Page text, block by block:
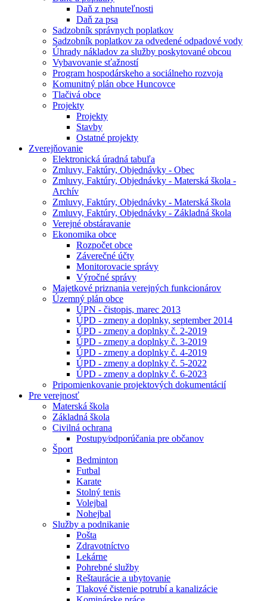
Daň z nehnuteľnosti
Daň za psa
Sadzobník správnych poplatkov
Sadzobník poplatkov za odvedené odpadové vody
Úhrady nákladov za služby poskytované obcou
Vybavovanie sťažností
Program hospodárskeho a sociálneho rozvoja
Komunitný plán obce Huncovce
Tlačivá obce
Projekty
Projekty
Stavby
Ostatné projekty
Zverejňovanie
Elektronická úradná tabuľa
Zmluvy, Faktúry, Objednávky - Obec
Zmluvy, Faktúry, Objednávky - Materská škola -
Archív
Zmluvy, Faktúry, Objednávky - Materská škola
Zmluvy, Faktúry, Objednávky - Základná škola
Verejné obstáravanie
Ekonomika obce
Rozpočet obce
Záverečné účty
Monitorovacie správy
Výročné správy
Majetkové priznania verejných funkcionárov
Územný plán obce
ÚPN - čistopis, marec 2013
ÚPD - zmeny a doplnky, september 2014
ÚPD - zmeny a doplnky č. 2-2019
ÚPD - zmeny a doplnky č. 3-2019
ÚPD - zmeny a doplnky č. 4-2019
ÚPD - zmeny a doplnky č. 5-2022
ÚPD - zmeny a doplnky č. 6-2023
Pripomienkovanie projektových dokumentácií
Pre verejnosť
Materská škola
Základná škola
Civilná ochrana
Postupy⁄odporúčania pre občanov
Šport
Bedminton
Futbal
Karate
Stolný tenis
Volejbal
Nohejbal
Služby a podnikanie
Pošta
Zdravotníctvo
Lekárne
Pohrebné služby
Reštaurácie a ubytovanie
Tlakové čistenie potrubí a kanalizácie